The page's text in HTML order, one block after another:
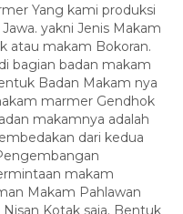
Yang kami produksi
yakni Jenis Makam
atau makam Bokoran.
bagian badan makam
Badan Makam nya
marmer Gendhok
makamnya adalah
dari kedua
makam
Makam Pahlawan
Kotak saja. Bentuk